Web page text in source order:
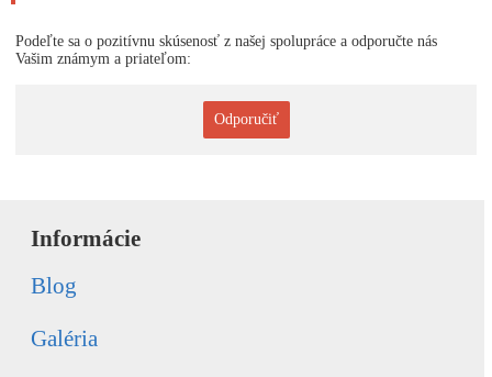
Podeľte sa o pozitívnu skúsenosť z našej spolupráce a odporučte nás
Vašim známym a priateľom:
Odporučiť
Informácie
Blog
Galéria